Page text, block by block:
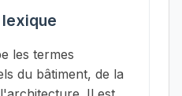
les termes
du bâtiment, de la